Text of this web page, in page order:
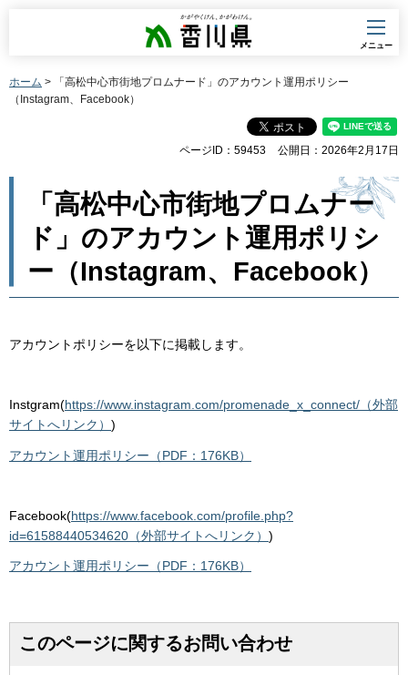
香川県
メニュー
ホーム > 「高松中心市街地プロムナード」のアカウント運用ポリシー
（Instagram、Facebook）
ページID：59453 公開日：2026年2月17日
「高松中心市街地プロムナー
ド」のアカウント運用ポリシ
ー（Instagram、Facebook）
アカウントポリシーを以下に掲載します。
Instgram(https://www.instagram.com/promenade_x_connect/（外部
サイトへリンク） )
アカウント運用ポリシー（PDF：176KB）
Facebook(https://www.facebook.com/profile.php?
id=61588440534620（外部サイトへリンク） )
アカウント運用ポリシー（PDF：176KB）
このページに関するお問い合わせ